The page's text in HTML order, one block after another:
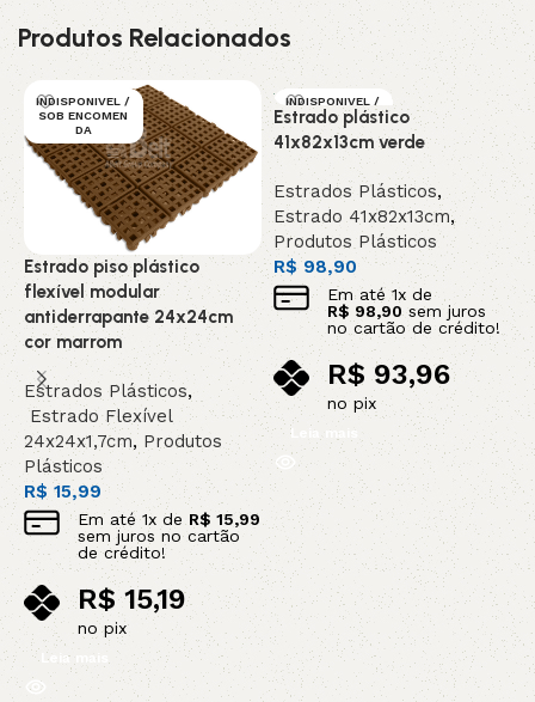
Produtos Relacionados
INDISPONIVEL /
SOB ENCOMEN
DA
Estrado piso plástico
flexível modular
antiderrapante 24x24cm
cor marrom
Estrados Plásticos,
Estrado Flexível
24x24x1,7cm, Produtos
Plásticos
R$ 15,99
Em até1x de R$ 15,99
sem juros no cartão
de crédito!
R$15,19
no pix
Leia mais
INDISPONIVEL /
SOB ENCOMEN
DA
DESTAQUE
Estrado plástico
41x82x13cm verde
Estrados Plásticos,
Estrado 41x82x13cm,
Produtos Plásticos
R$98,90
Em até1x de
R$ 98,90sem juros
no cartão de crédito!
R$ 93,96
no pix
Leia mais